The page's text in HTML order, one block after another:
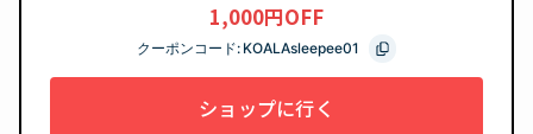
1,000円OFF
クーポンコード: KOALAsleepee01
ショップに行く